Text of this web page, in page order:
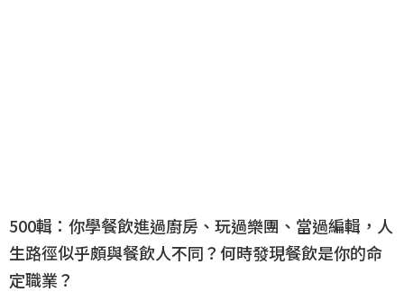
500輯：你學餐飲進過廚房、玩過樂團、當過編輯，人
生路徑似乎頗與餐飲人不同？何時發現餐飲是你的命
定職業？